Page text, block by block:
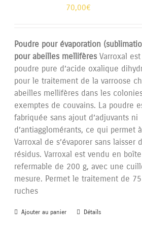
70,00€
Poudre pour évaporation
pour abeilles mellifères Varroxal
poudre pure d’acide oxalique
pour le traitement de la varroose
abeilles mellifères dans les
exemptes de couvains. La poudre
fabriquée sans ajout d’adjuvants ni
d’antiagglomérants, ce qui permet à
Varroxal de s’évaporer sans laisser
résidus. Varroxal est vendu en boîte
refermable de 200 g, avec une
mesure. Permet le traitement de
ruches
Ajouter au panier Détails